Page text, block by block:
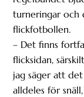
turneringar och
flickfotbollen.
– Det finns
flicksidan,
jag säger att
alldeles för